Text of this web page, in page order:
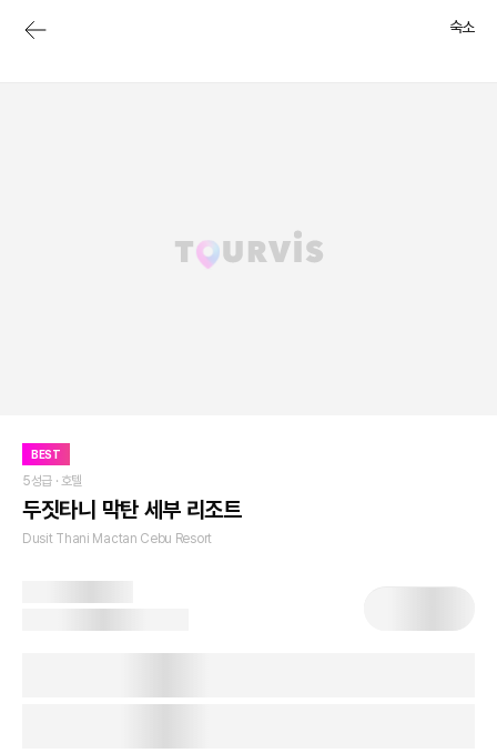
숙소
BEST
5성급 · 호텔
두짓타니 막탄 세부 리조트
Dusit Thani Mactan Cebu Resort